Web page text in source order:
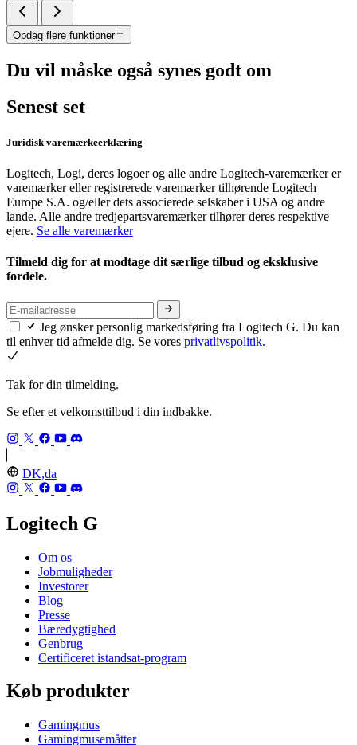
Opdag flere funktioner
Du vil måske også synes godt om
Senest set
Juridisk varemærkeerklæring
Logitech, Logi, deres logoer og alle andre Logitech-varemærker er
varemærker eller registrerede varemærker tilhørende Logitech
Europe S.A. og/eller dets associerede selskaber i USA og andre
lande. Alle andre tredjepartsvaremærker tilhører deres respektive
ejere. Se alle varemærker
Tilmeld dig for at modtage dit særlige tilbud og eksklusive
fordele.
Jeg ønsker personlig markedsføring fra Logitech G. Du kan
til enhver tid afmelde dig. Se vores privatlivspolitik.
Tak for din tilmelding.
Se efter et velkomsttilbud i din indbakke.
DK,da
Logitech G
Om os
Jobmuligheder
Investorer
Blog
Presse
Bæredygtighed
Genbrug
Certificeret istandsat-program
Køb produkter
Gamingmus
Gamingmusemåtter